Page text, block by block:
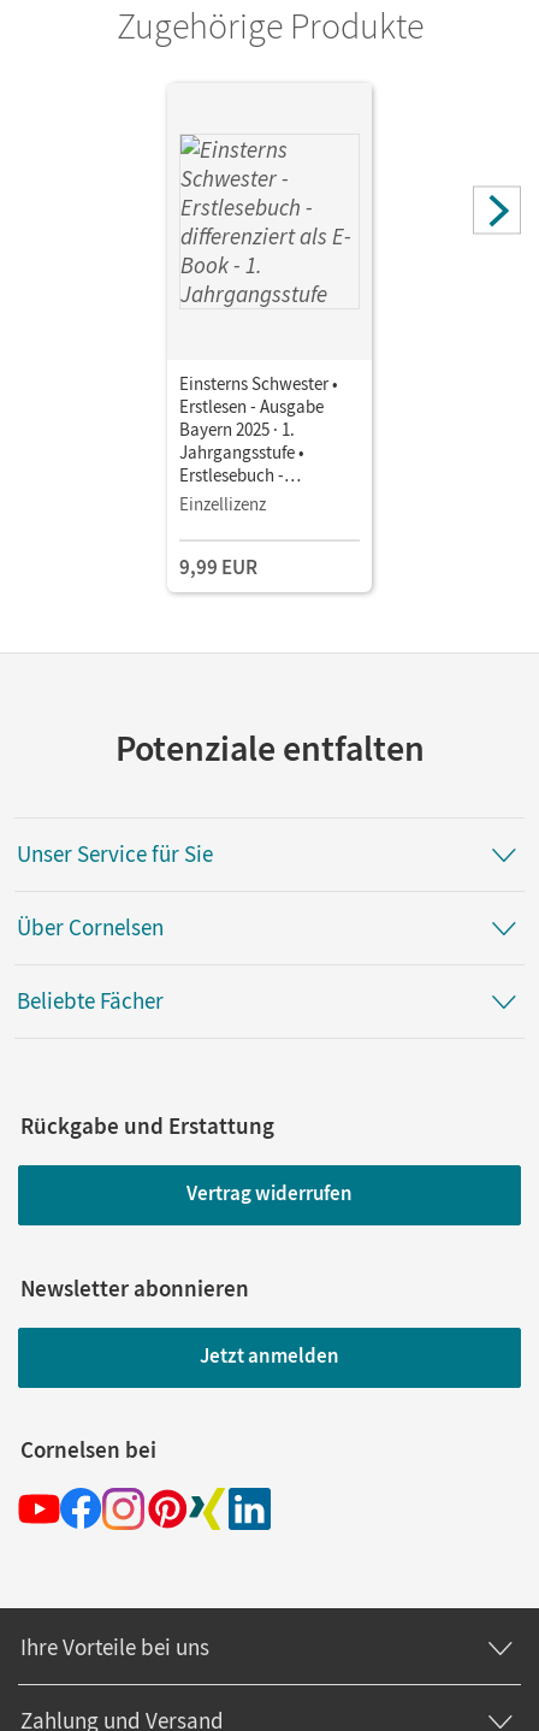
Zugehörige Produkte
Einsterns Schwester •
Erstlesen - Ausgabe
Bayern 2025 · 1.
Jahrgangsstufe •
Erstlesebuch -
differenziert als E-Book
Einzellizenz
9,99 EUR
Potenziale entfalten
Unser Service für Sie
Über Cornelsen
Beliebte Fächer
Rückgabe und Erstattung
Vertrag widerrufen
Newsletter abonnieren
Jetzt anmelden
Cornelsen bei
Ihre Vorteile bei uns
Zahlung und Versand